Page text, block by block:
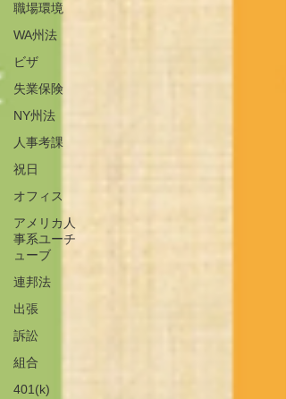
職場環境
WA州法
ビザ
失業保険
NY州法
人事考課
祝日
オフィス
アメリカ人
事系ユーチ
ューブ
連邦法
出張
訴訟
組合
401(k)